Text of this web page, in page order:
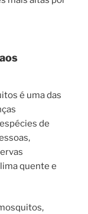
é uma das
de
quente e